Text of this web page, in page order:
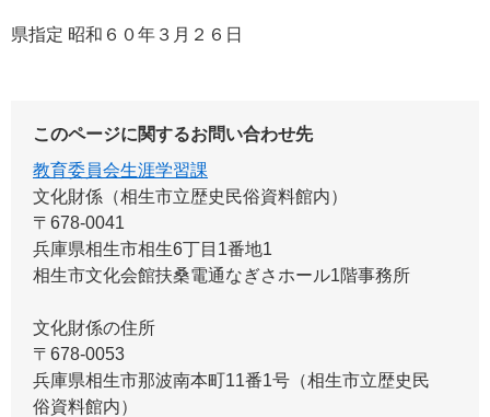
県指定 昭和６０年３月２６日
このページに関するお問い合わせ先
教育委員会生涯学習課
文化財係（相生市立歴史民俗資料館内）
〒678-0041
兵庫県相生市相生6丁目1番地1
相生市文化会館扶桑電通なぎさホール1階事務所
文化財係の住所
〒678-0053
兵庫県相生市那波南本町11番1号（相生市立歴史民
俗資料館内）